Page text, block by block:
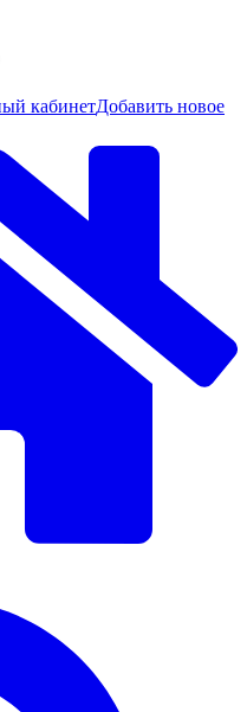
кабинетДобавить новое